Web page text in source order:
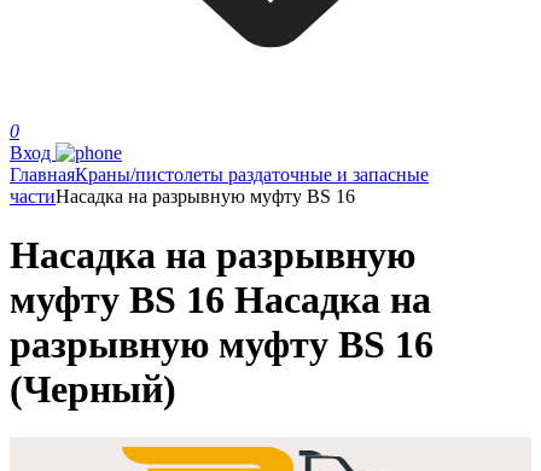
0
Вход
ГлавнаяКраны/пистолеты раздаточные и запасные
частиНасадка на разрывную муфту BS 16
Насадка на разрывную
муфту BS 16 Насадка на
разрывную муфту BS 16
(Черный)